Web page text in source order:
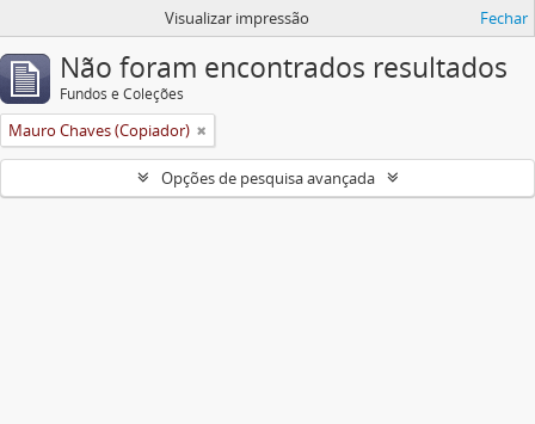
Visualizar impressão Fechar
Não foram encontrados resultados
Fundos e Coleções
Mauro Chaves (Copiador)
Opções de pesquisa avançada